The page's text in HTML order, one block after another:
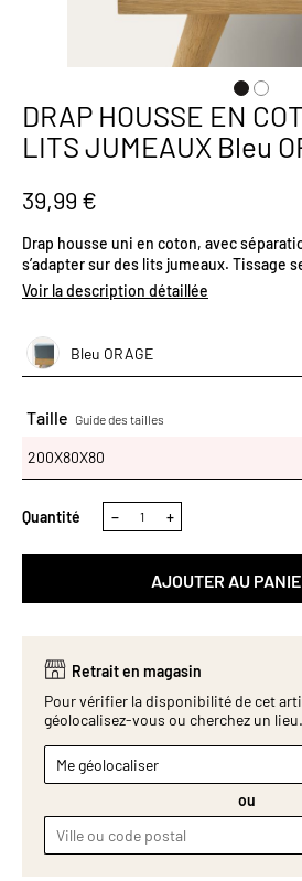
Passer
au
début
la
Galerie
DRAP HOUSSE EN
LITS JUMEAUX Bleu
39,99 €
Drap housse uni en coton, avec
s’adapter sur des lits jumeaux. Tissage serré de 57 fils/cm², pour
une meilleure résistance et un confort
bonnet 28cm. Plusieurs coloris disponibles. Dimensions (cm) :
Voir la description détaillée
Bleu ORAGE
Taille Guide des tailles
200X80X80
Quantité − +
AJOUTER AU
Retrait en magasin
Pour vérifier la disponibilité de cet
géolocalisez-vous ou cherchez un lieu.
Me géolocaliser
ou